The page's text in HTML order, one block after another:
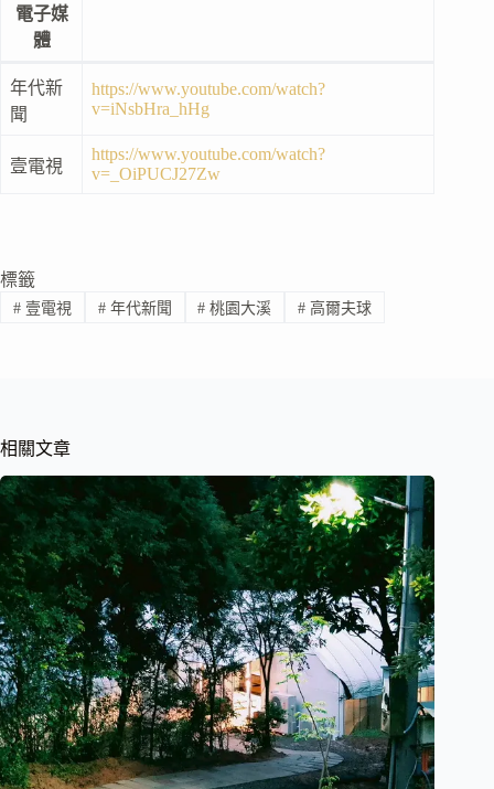
電子媒
體
年代新
聞
https://www.youtube.com/watch?
v=iNsbHra_hHg
壹電視
https://www.youtube.com/watch?
v=_OiPUCJ27Zw
標籤
#壹電視 #年代新聞 # 桃園大溪 # 高爾夫球
相關文章